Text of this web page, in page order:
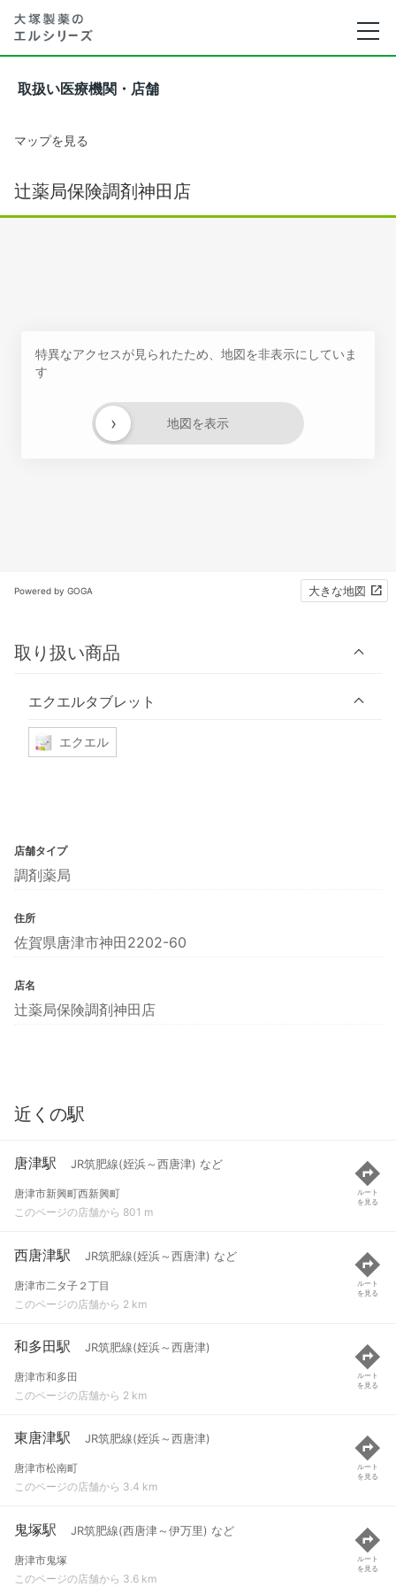
取扱い医療機関・店舗
マップを見る
辻薬局保険調剤神田店
特異なアクセスが見られたため、地図を非表示にしていま
す
地図を表示
›
Powered by GOGA 大きな地図
取り扱い商品
エクエルタブレット
エクエル
店舗タイプ
調剤薬局
住所
佐賀県唐津市神田2202-60
店名
辻薬局保険調剤神田店
近くの駅
唐津駅 JR筑肥線(姪浜～西唐津) など
唐津市新興町西新興町
このページの店舗から 801 m
ルート
を見る
西唐津駅 JR筑肥線(姪浜～西唐津) など
唐津市二タ子２丁目
このページの店舗から 2 km
ルート
を見る
和多田駅 JR筑肥線(姪浜～西唐津)
唐津市和多田
このページの店舗から 2 km
ルート
を見る
東唐津駅 JR筑肥線(姪浜～西唐津)
唐津市松南町
このページの店舗から 3.4 km
ルート
を見る
鬼塚駅 JR筑肥線(西唐津～伊万里) など
唐津市鬼塚
このページの店舗から 3.6 km
ルート
を見る